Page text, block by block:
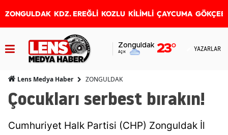
ZONGULDAK KDZ. EREĞLİ KOZLU KİLİMLİ ÇAYCUMA
Zonguldak
Açık 23° YAZARLAR
Lens Medya Haber ZONGULDAK
Çocukları serbest bırakın!
Cumhuriyet Halk Partisi (CHP) Zonguldak İl